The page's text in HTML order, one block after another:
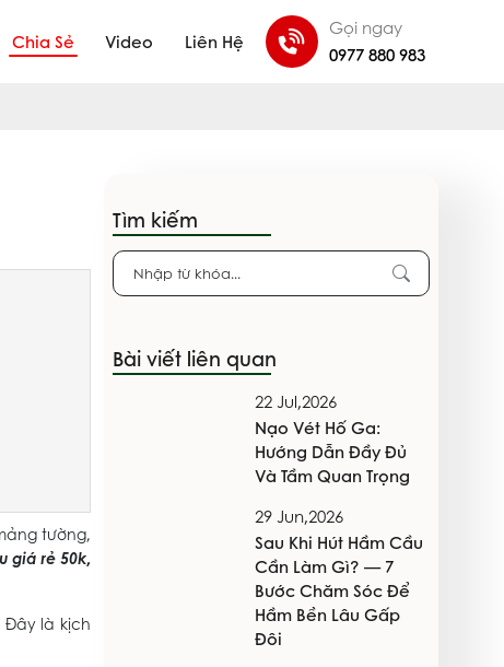
Chia Sẻ Video Liên Hệ
Gọi ngay
0977 880 983
tường,
giá rẻ 50k,
Đây là kịch
Tìm kiếm
Bài viết liên quan
22 Jul,2026
Nạo Vét Hố Ga:
Hướng Dẫn Đầy Đủ
Và Tầm Quan Trọng
29 Jun,2026
Sau Khi Hút Hầm Cầu
Cần Làm Gì? — 7
Bước Chăm Sóc Để
Hầm Bền Lâu Gấp
Đôi